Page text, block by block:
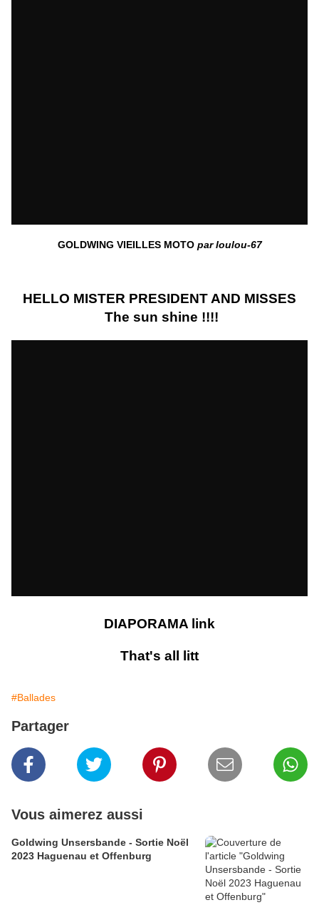
GOLDWING VIEILLES MOTO parloulou-67
HELLO MISTER PRESIDENT AND MISSES
The sun shine !!!!
DIAPORAMA link
That's all litt
#Ballades
Partager
Vous aimerez aussi
Goldwing Unsersbande - Sortie Noël
2023 Haguenau et Offenburg